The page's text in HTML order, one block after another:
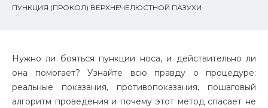
ПУНКЦИЯ (ПРОКОЛ) ВЕРХНЕЧЕЛЮСТНОЙ ПАЗУХИ
Нужно ли бояться пункции носа, и действительно ли
она помогает? Узнайте всю правду о процедуре:
реальные показания, противопоказания, пошаговый
алгоритм проведения и почему этот метод спасает не